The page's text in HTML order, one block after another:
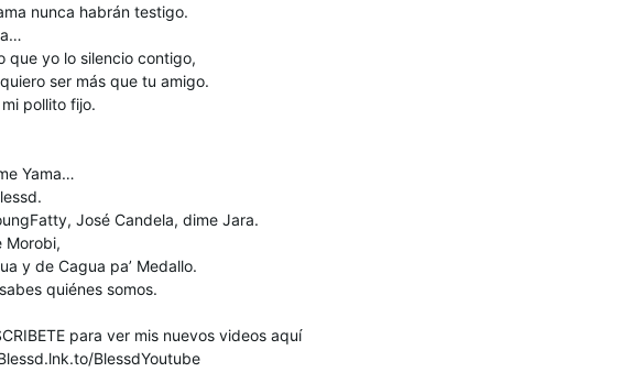
nunca habrán testigo.
que yo lo silencio contigo,
ser más que tu amigo.
pollito fijo.
Yama…
José Candela, dime Jara.
Morobi,
y de Cagua pa’ Medallo.
quiénes somos.
para ver mis nuevos videos aquí
BlessdYoutube